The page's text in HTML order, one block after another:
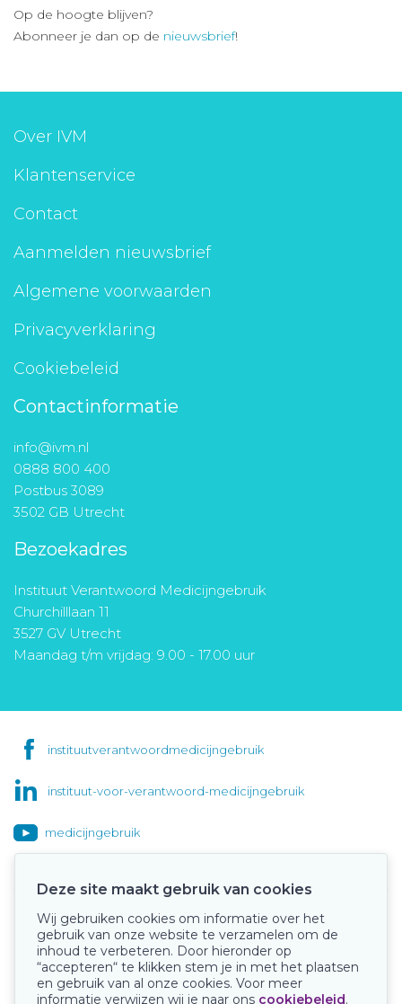
Op de hoogte blijven?
Abonneer je dan op de nieuwsbrief!
Over IVM
Klantenservice
Contact
Aanmelden nieuwsbrief
Algemene voorwaarden
Privacyverklaring
Cookiebeleid
Contactinformatie
info@ivm.nl
0888 800 400
Postbus 3089
3502 GB Utrecht
Bezoekadres
Instituut Verantwoord Medicijngebruik
Churchilllaan 11
3527 GV Utrecht
Maandag t/m vrijdag: 9.00 - 17.00 uur
instituutverantwoordmedicijngebruik
instituut-voor-verantwoord-medicijngebruik
medicijngebruik
Onze keurmerken
Deze site maakt gebruik van cookies
Wij gebruiken cookies om informatie over het
gebruik van onze website te verzamelen om de
inhoud te verbeteren. Door hieronder op
“accepteren“ te klikken stem je in met het plaatsen
en gebruik van al onze cookies. Voor meer
informatie verwijzen wij je naar ons cookiebeleid.